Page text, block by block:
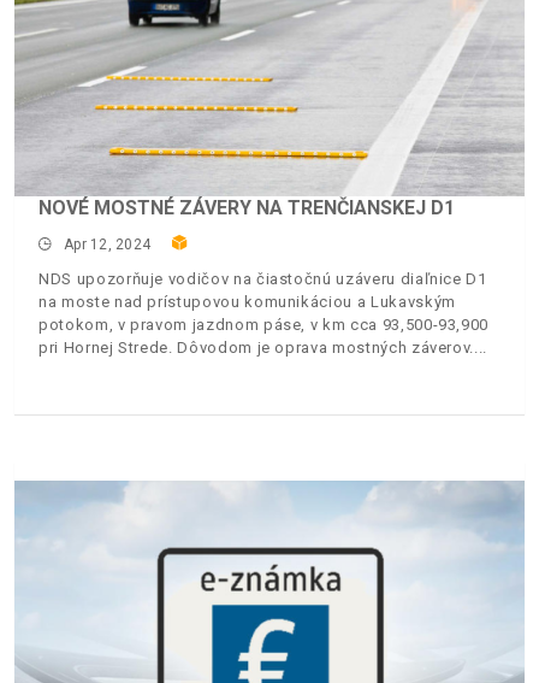
NOVÉ MOSTNÉ ZÁVERY NA TRENČIANSKEJ D1
Apr 12, 2024
NDS upozorňuje vodičov na čiastočnú uzáveru diaľnice D1
na moste nad prístupovou komunikáciou a Lukavským
potokom, v pravom jazdnom páse, v km cca 93,500-93,900
pri Hornej Strede. Dôvodom je oprava mostných záverov.